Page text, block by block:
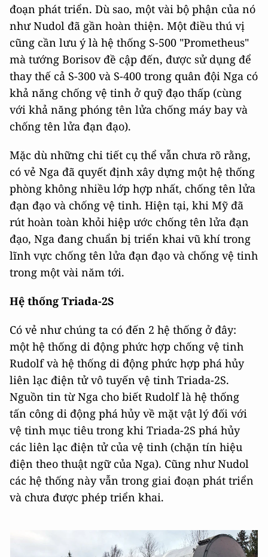
đoạn phát triển. Dù sao, một vài bộ phận của nó
như Nudol đã gần hoàn thiện. Một điều thú vị
cũng cần lưu ý là hệ thống S-500 "Prometheus"
mà tướng Borisov đề cập đến, được sử dụng để
thay thế cả S-300 và S-400 trong quân đội Nga có
khả năng chống vệ tinh ở quỹ đạo thấp (cùng
với khả năng phóng tên lửa chống máy bay và
chống tên lửa đạn đạo).
Mặc dù những chi tiết cụ thể vẫn chưa rõ rằng,
có vẻ Nga đã quyết định xây dựng một hệ thống
phòng không nhiều lớp hợp nhất, chống tên lửa
đạn đạo và chống vệ tinh. Hiện tại, khi Mỹ đã
rút hoàn toàn khỏi hiệp ước chống tên lửa đạn
đạo, Nga đang chuẩn bị triển khai vũ khí trong
lĩnh vực chống tên lửa đạn đạo và chống vệ tinh
trong một vài năm tới.
Hệ thống Triada-2S
Có vẻ như chúng ta có đến 2 hệ thống ở đây:
một hệ thống di động phức hợp chống vệ tinh
Rudolf và hệ thống di động phức hợp phá hủy
liên lạc điện tử vô tuyến vệ tinh Triada-2S.
Nguồn tin từ Nga cho biết Rudolf là hệ thống
tấn công di động phá hủy về mặt vật lý đối với
vệ tinh mục tiêu trong khi Triada-2S phá hủy
các liên lạc điện tử của vệ tinh (chặn tín hiệu
điện theo thuật ngữ của Nga). Cũng như Nudol
các hệ thống này vẫn trong giai đoạn phát triển
và chưa được phép triển khai.